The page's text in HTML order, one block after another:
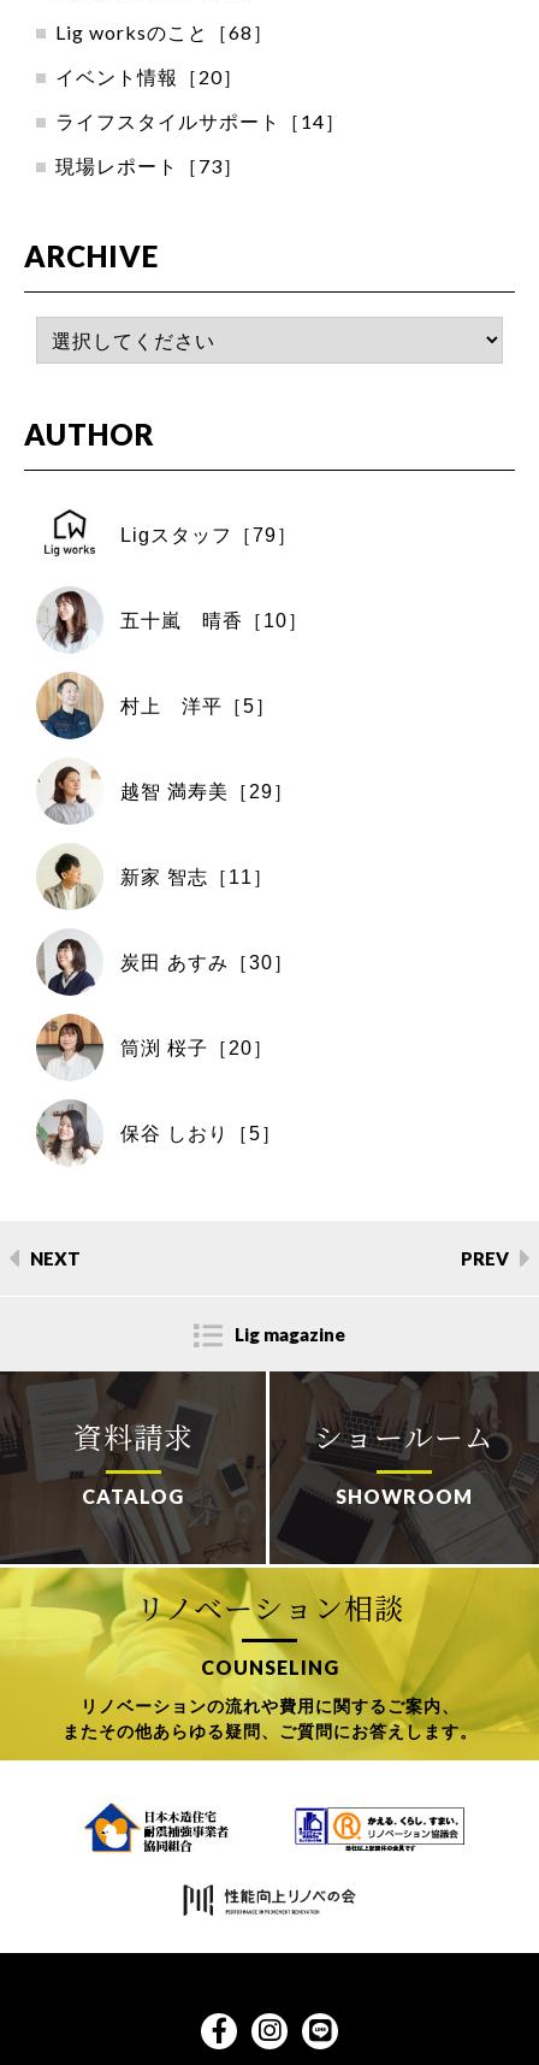
Lig worksのこと［68］
イベント情報［20］
ライフスタイルサポート［14］
現場レポート［73］
ARCHIVE
AUTHOR
Ligスタッフ［79］
五十嵐 晴香［10］
村上 洋平［5］
越智 満寿美［29］
新家 智志［11］
炭田 あすみ［30］
筒渕 桜子［20］
保谷 しおり［5］
NEXT PREV
Lig magazine
資料請求
CATALOG
ショールーム
SHOWROOM
リノベーション相談
COUNSELING
リノベーションの流れや費用に関するご案内、
またその他あらゆる疑問、ご質問にお答えします。